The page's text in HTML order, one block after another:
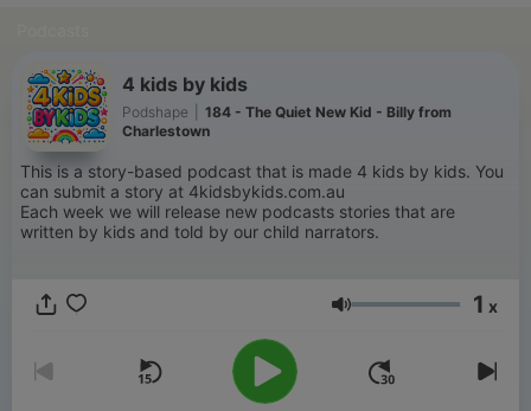
4 kids by kids
Podshape
184 - The Quiet New Kid - Billy from
Charlestown
This is a story-based podcast that is made 4 kids by kids. You
can submit a story at 4kidsbykids.com.au
Each week we will release new podcasts stories that are
written by kids and told by our child narrators.
Lautstärke 1 x